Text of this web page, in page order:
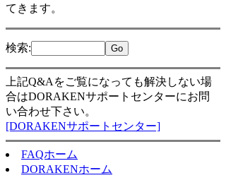
てきます。
検索:
上記Q&Aをご覧になっても解決しない場
合はDORAKENサポートセンターにお問
い合わせ下さい。
[DORAKENサポートセンター]
FAQホーム
DORAKENホーム